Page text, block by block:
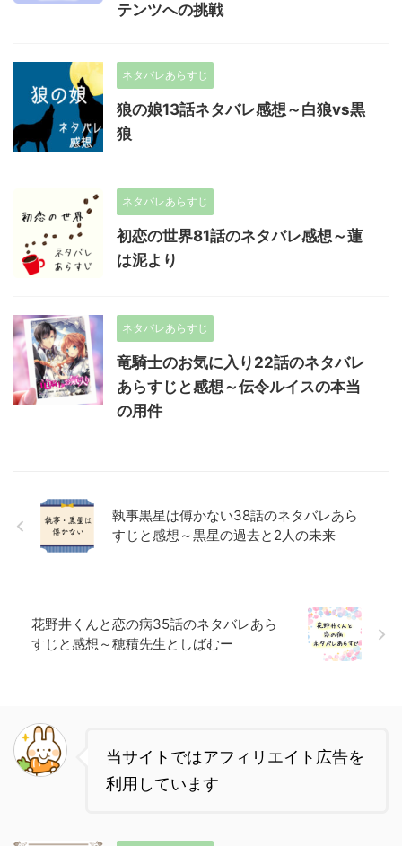
テンツへの挑戦
ネタバレあらすじ
狼の娘13話ネタバレ感想～白狼vs黒
狼
ネタバレあらすじ
初恋の世界81話のネタバレ感想～蓮
は泥より
ネタバレあらすじ
竜騎士のお気に入り22話のネタバレ
あらすじと感想～伝令ルイスの本当
の用件
執事黒星は傅かない38話のネタバレあら
すじと感想～黒星の過去と2人の未来
花野井くんと恋の病35話のネタバレあら
すじと感想～穂積先生としばむー
当サイトではアフィリエイト広告を
利用しています